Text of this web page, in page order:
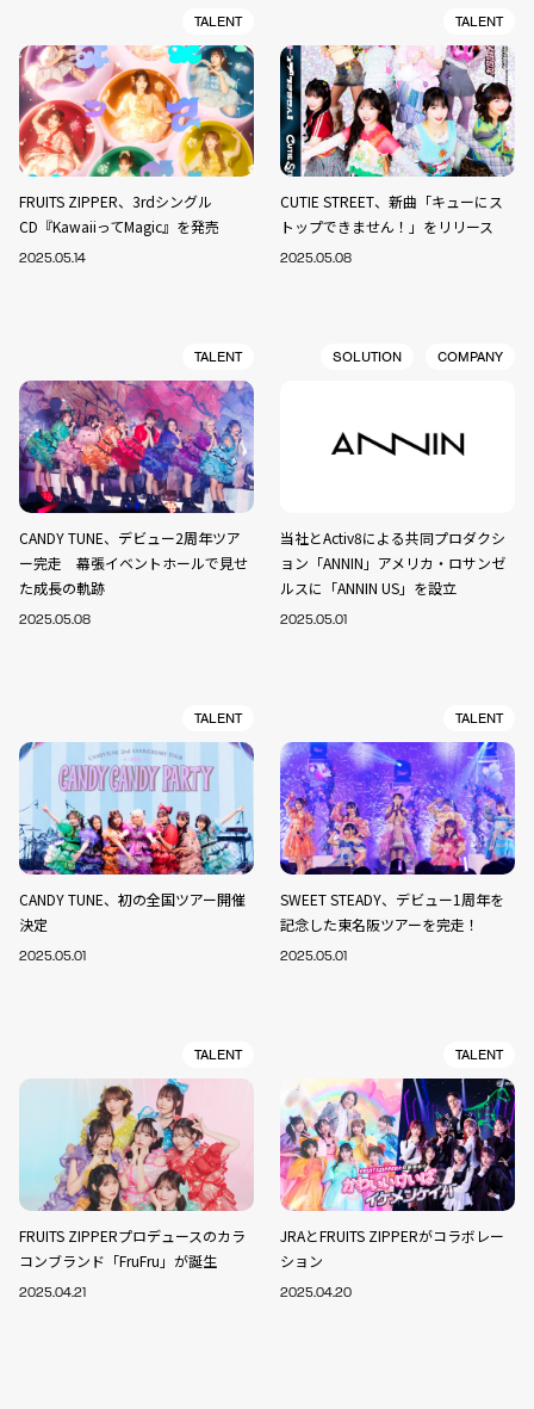
TALENT
FRUITS ZIPPER、3rdシングル
CD『KawaiiってMagic』を発売
2025.05.14
TALENT
CUTIE STREET、新曲「キューにス
トップできません！」をリリース
2025.05.08
TALENT
CANDY TUNE、デビュー2周年ツア
ー完走 幕張イベントホールで見せ
た成長の軌跡
2025.05.08
SOLUTION COMPANY
当社とActiv8による共同プロダクシ
ョン「ANNIN」アメリカ・ロサンゼ
ルスに「ANNIN US」を設立
2025.05.01
TALENT
CANDY TUNE、初の全国ツアー開催
決定
2025.05.01
TALENT
SWEET STEADY、デビュー1周年を
記念した東名阪ツアーを完走！
2025.05.01
TALENT
FRUITS ZIPPERプロデュースのカラ
コンブランド「FruFru」が誕生
2025.04.21
TALENT
JRAとFRUITS ZIPPERがコラボレー
ション
2025.04.20